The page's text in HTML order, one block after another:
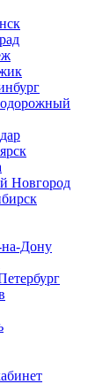
Новгород
на-Дону